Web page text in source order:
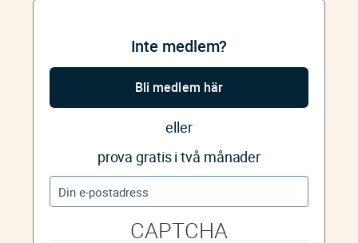
Inte medlem?
Bli medlem här
eller
prova gratis i två månader
CAPTCHA